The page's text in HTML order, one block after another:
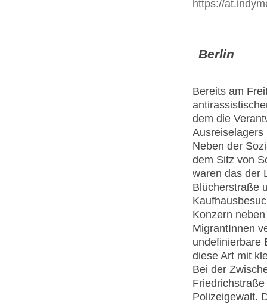
https://
Berlin
Bereits am
dem die
Neben der
dem Sitz von
waren das der
Blücherstraße
Konzern
MigrantInnen
undefinierbare
diese Art mit
Bei der
Polizeigewalt.